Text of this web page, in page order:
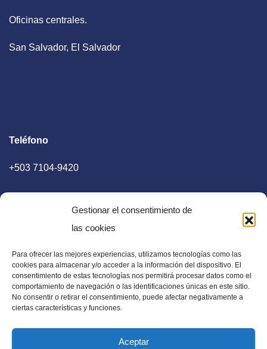
Gestionar el consentimiento de
las cookies
Para ofrecer las mejores experiencias, utilizamos tecnologías como las
cookies para almacenar y/o acceder a la información del dispositivo. El
consentimiento de estas tecnologías nos permitirá procesar datos como el
comportamiento de navegación o las identificaciones únicas en este sitio.
No consentir o retirar el consentimiento, puede afectar negativamente a
ciertas características y funciones.
Aceptar
Oficinas centrales.
San Salvador, El Salvador
Teléfono
+503 7104-9420
E-mail
diaadia.redaccion@gmail.com